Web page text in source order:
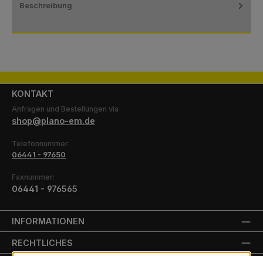
Beschreibung
KONTAKT
Anfragen und Bestellungen via
shop@plano-em.de
Telefonnummer:
06441 - 97650
Faxnummer:
06441 - 976565
INFORMATIONEN
RECHTLICHES